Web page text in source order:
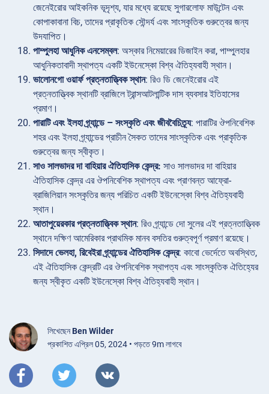
জেনেইরোর আইকনিক ভূদৃশ্য, যার মধ্যে রয়েছে সুগারলোফ মাউন্টেন এবং
কোপাকাবানা বিচ, তাদের প্রাকৃতিক সৌন্দর্য এবং সাংস্কৃতিক গুরুত্বের জন্য
উদযাপিত।
পাম্পুলহা আধুনিক এনসেম্বল: অস্কার নিমেয়ারের ডিজাইন করা, পাম্পুলহার
আধুনিকতাবাদী স্থাপত্য একটি ইউনেস্কো বিশ্ব ঐতিহ্যবাহী স্থান।
ভালোনগো ওয়ার্ফ প্রত্নতাত্ত্বিক স্থান: রিও ডি জেনেইরোর এই
প্রত্নতাত্ত্বিক স্থানটি ব্রাজিলে ট্রান্সআটলান্টিক দাস ব্যবসার ইতিহাসের
প্রমাণ।
পারাটি এবং ইলহা গ্র্যান্ডে – সংস্কৃতি এবং জীববৈচিত্র্য: পারাটির ঔপনিবেশিক
শহর এবং ইলহা গ্র্যান্ডের প্রাচীন সৈকত তাদের সাংস্কৃতিক এবং প্রাকৃতিক
গুরুত্বের জন্য স্বীকৃত।
সাও সালভাদর দা বাহিয়ার ঐতিহাসিক কেন্দ্র: সাও সালভাদর দা বাহিয়ার
ঐতিহাসিক কেন্দ্র এর ঔপনিবেশিক স্থাপত্য এবং প্রাণবন্ত আফ্রো-
ব্রাজিলিয়ান সংস্কৃতির জন্য পরিচিত একটি ইউনেস্কো বিশ্ব ঐতিহ্যবাহী
স্থান।
আতাপুয়েরকার প্রত্নতাত্ত্বিক স্থান: রিও গ্র্যান্ডে দো সুলের এই প্রত্নতাত্ত্বিক
স্থানে দক্ষিণ আমেরিকার প্রাথমিক মানব বসতির গুরুত্বপূর্ণ প্রমাণ রয়েছে।
সিদাদে ভেলহা, রিবেইরা গ্র্যান্ডের ঐতিহাসিক কেন্দ্র: কাবো ভের্দেতে অবস্থিত,
এই ঐতিহাসিক কেন্দ্রটি এর ঔপনিবেশিক স্থাপত্য এবং সাংস্কৃতিক ঐতিহ্যের
জন্য স্বীকৃত একটি ইউনেস্কো বিশ্ব ঐতিহ্যবাহী স্থান।
লিখেছেনBen Wilder
প্রকাশিত এপ্রিল 05, 2024 • পড়তে 9m লাগবে